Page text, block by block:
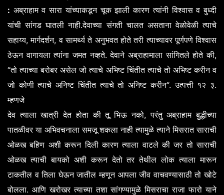
: अब्राहाम व सारा यांच्याकडून चूक झाली कारण त्यांनी विश्वास व बुध्दी
यांची सांगड घातली नाही.देवाच्या संगती चालत असताना वेळोवेळी त्याचे
सहाय्य,मार्गदर्शन,व सामर्थ्य ते अनुभवत होते तरी त्याच्यावर पूर्णपणे विश्वास
ठेऊन वागायला त्यांना जमत नव्हते.देवाने अब्राहामाला सांगितले होते की,
“तो त्याच्या बरोबर असेल जो त्याचे अभिष्ट चिंतीत त्याचे तो अभिष्ट करीन व
जो कोणी त्याचे अनिष्ट चिंतीत त्याचे तो अनिष्ट करीन“.उत्पत्ती १२ ३.
म्हणजे
देव त्याला खात्री देत होता की तू भिऊ नको,परंतु अब्राहाम बुद्धीच्या
पातळीवर या अभिवचनाला समजू शकला नाही त्यामुळे त्याने मिसरात साराची
ओळख बहिण अशी करून दिली कारण त्याला वाटले की जर तो साराची
ओळख त्याची बायको अशी करून देतो तर तेथील लोक त्याला मारून
टाकतील व तिला घेऊन जातील म्हणून आपला जीव वाचवण्यासाठी तो खोटे
बोलला. आणि खरोखर त्याच्या तशा सांगण्यामुळे मिसराचा राजा फारो याने